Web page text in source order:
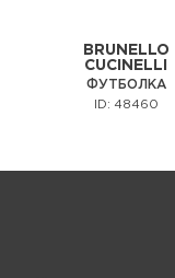
BRUNELLO
CUCINELLI
ФУТБОЛКА
ID: 48460